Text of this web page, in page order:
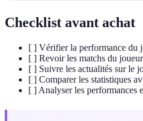
Checklist avant achat
[ ] Vérifier la performance du
[ ] Revoir les matchs du
[ ] Suivre les actualités sur le
[ ] Comparer les statistiques
[ ] Analyser les performances